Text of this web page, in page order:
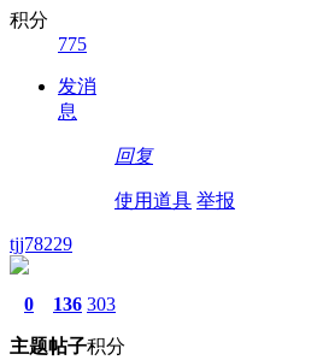
积分
775
发消
息
回复
使用道具 举报
tjj78229
0
主题
136
帖子
303
积分